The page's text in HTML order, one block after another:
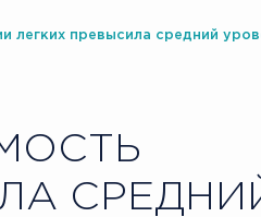
легких превысила средний